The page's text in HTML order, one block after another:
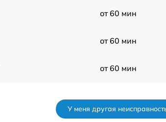
от 60 мин
от 60 мин
от 60 мин
У меня другая